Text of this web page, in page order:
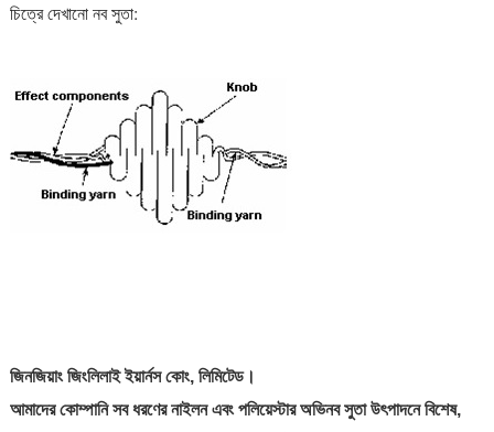
চিত্রে দেখানো নব সুতা:
জিনজিয়াং জিংলিলাই ইয়ার্নস কোং, লিমিটেড।
আমাদের কোম্পানি সব ধরণের নাইলন এবং পলিয়েস্টার অভিনব সুতা উৎপাদনে বিশেষ,